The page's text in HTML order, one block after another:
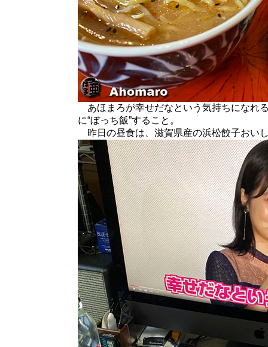
あほまろが幸せだなという気持ちになれ
に“ぼっち飯”すること。
昨日の昼食は、滋賀県産の浜松餃子おい